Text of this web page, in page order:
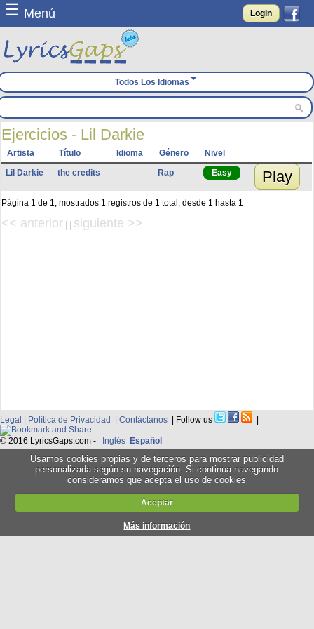
☰ Menú Login
Todos Los Idiomas
Ejercicios - Lil Darkie
Artista Título Idioma Género
Nivel
Lil Darkie
the credits Rap Easy Play
Página 1 de 1, mostrados 1 registros de 1 total, desde 1 hasta 1
<< anterior | | siguiente >>
Legal | Política de Privacidad | Contáctanos | Follow us |
© 2016 LyricsGaps.com - Inglés Español
Usamos cookies propias y de terceros para mostrar publicidad
personalizada según su navegación. Si continua navegando
consideramos que acepta el uso de cookies
Aceptar
Más información